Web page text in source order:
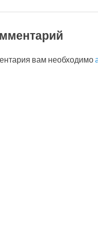
вам необходимо